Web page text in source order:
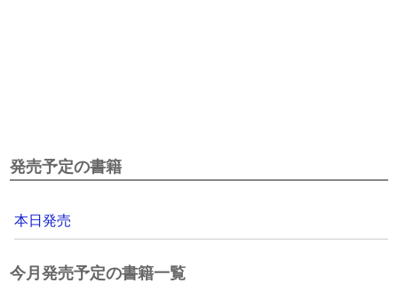
発売予定の書籍
本日発売
今月発売予定の書籍一覧